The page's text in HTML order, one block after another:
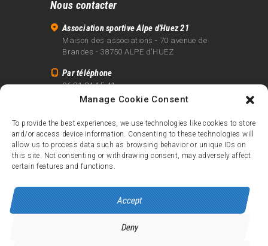
Manage Cookie Consent
To provide the best experiences, we use technologies like cookies to store
and/or access device information. Consenting to these technologies will
allow us to process data such as browsing behavior or unique IDs on
this site. Not consenting or withdrawing consent, may adversely affect
certain features and functions.
Accept
Deny
Nous contacter
Association sportive Alpe d'Huez 21
Maison des associations - 70 avenue de
Brandes - 38750 ALPE d'HUEZ
Par téléphone
06 81 24 15 41
info@alpe21.fr
Mentions légales
Contact
crédits